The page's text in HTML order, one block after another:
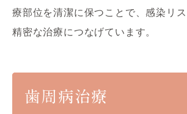
療部位を清潔に保つことで、感染リ
精密な治療につなげています。
歯周病治療